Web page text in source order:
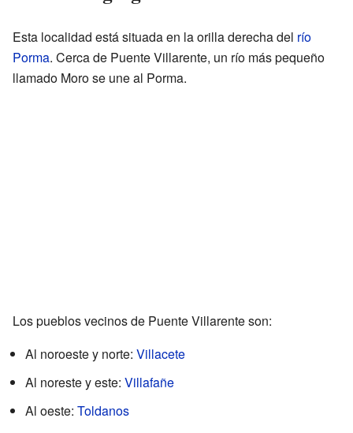
Esta localidad está situada en la orilla derecha del río
Porma. Cerca de Puente Villarente, un río más pequeño
llamado Moro se une al Porma.
Los pueblos vecinos de Puente Villarente son:
Al noroeste y norte: Villacete
Al noreste y este: Villafañe
Al oeste: Toldanos